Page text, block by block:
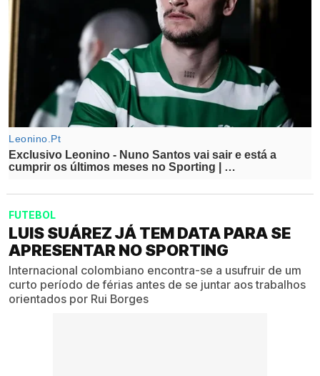
FUTEBOL
LUIS SUÁREZ JÁ TEM DATA PARA SE
APRESENTAR NO SPORTING
Internacional colombiano encontra-se a usufruir de um
curto período de férias antes de se juntar aos trabalhos
orientados por Rui Borges